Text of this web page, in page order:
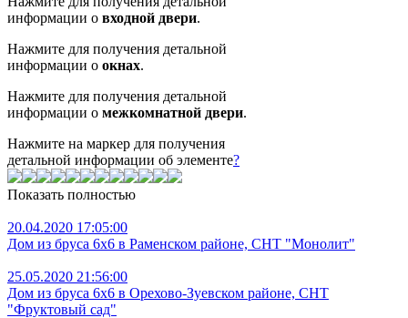
информации о входной двери.
Нажмите для получения детальной
информации о окнах.
Нажмите для получения детальной
информации о межкомнатной двери.
Нажмите на маркер для получения
детальной информации об элементе?
Показать полностью
20.04.2020 17:05:00
Дом из бруса 6х6 в Раменском районе, СНТ "Монолит"
25.05.2020 21:56:00
Дом из бруса 6х6 в Орехово-Зуевском районе, СНТ
"Фруктовый сад"